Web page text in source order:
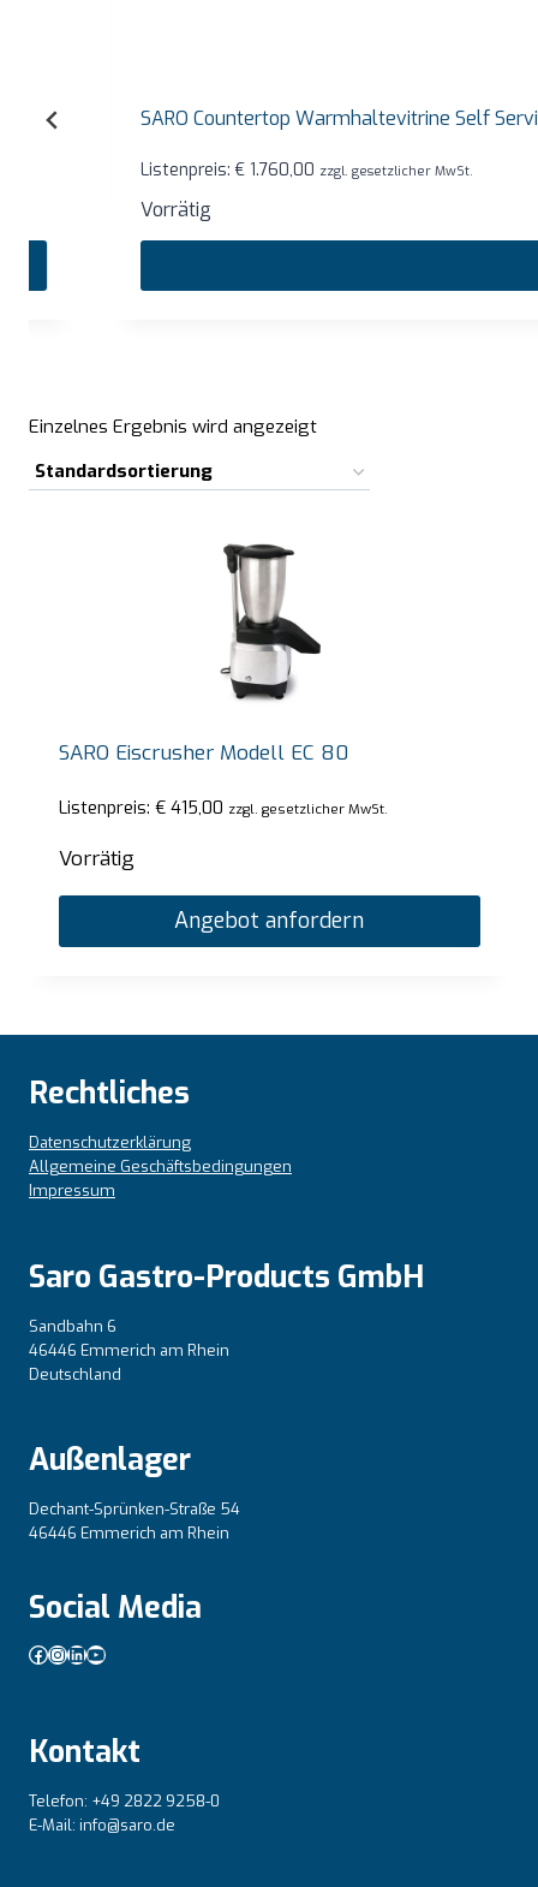
Einzelnes Ergebnis wird angezeigt
SARO Eiscrusher Modell EC 80
Listenpreis: €415,00 zzgl. gesetzlicher MwSt.
Vorrätig
Angebot anfordern
SARO Countertop Warmhaltevitrine Self Service
Listenpreis:€1.760,00 zzgl. gesetzlicher MwSt.
Rechtliches
Datenschutzerklärung
Allgemeine Geschäftsbedingungen
Impressum
Saro Gastro-Products GmbH
Sandbahn 6
46446 Emmerich am Rhein
Deutschland
Außenlager
Dechant-Sprünken-Straße 54
46446 Emmerich am Rhein
Social Media
Facebook
Instagram
LinkedIn
YouTube
Kontakt
Telefon: +49 2822 9258-0
E-Mail: info@saro.de